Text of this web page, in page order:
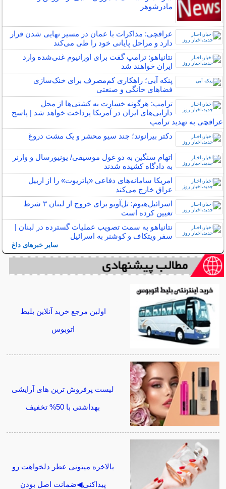
مادرشوهر
عراقچی: مذاکرات با عمان در مسیر نهایی شدن قرار
دارد و مراحل پایانی خود را طی می‌کند
نتانیاهو: ترامپ گفت برای اورانیوم غنی‌شده وارد
ایران خواهند شد
پنکه آبی؛ راهکاری کم‌مصرف برای خنک‌سازی
فضاهای خانگی و صنعتی
ترامپ: هرگونه خسارت به کشتی‌ها از محل
دارایی‌های ایران در آمریکا پرداخت خواهد شد | پاسخ
عراقچی به تهدید ترامپ
دکتر بیرانوند؛ چند سیو محشر و یک مشت دروغ
اتهام سنگین به دو غول موسیقی/ یونیورسال و وارنر
به دادگاه کشیده شدند
امریکا سامانه‌های دفاعی «پاتریوت» را از اربیل
عراق خارج می‌کند
اسرائیل‌هیوم: تل‌آویو برای خروج از لبنان ۳ شرط
تعیین کرده است
نتانیاهو به سمت تصویب عملیات گسترده در لبنان |
سفر ویتکاف و کوشنر به اسرائیل
سایر خبرهای داغ
اولین مرجع خرید آنلاین بلیط
اتوبوس
لیست پرفروش ترین های آرایشی
بهداشتی با 50% تخفیف
بالاخره میتونی عطر دلخواهت رو
پیداکنی◀ضمانت اصل بودن